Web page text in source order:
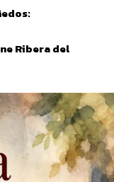
Ribera del